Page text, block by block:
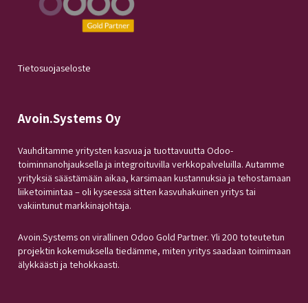
Tietosuojaseloste
Avoin.Systems Oy
Vauhditamme yritysten kasvua ja tuottavuutta Odoo-
toiminnanohjauksella ja integroituvilla verkkopalveluilla. Autamme
yrityksiä säästämään aikaa, karsimaan kustannuksia ja tehostamaan
liiketoimintaa – oli kyseessä sitten kasvuhakuinen yritys tai
vakiintunut markkinajohtaja.
Avoin.Systems on virallinen Odoo Gold Partner. Yli 200 toteutetun
projektin kokemuksella tiedämme, miten yritys saadaan toimimaan
älykkäästi ja tehokkaasti.